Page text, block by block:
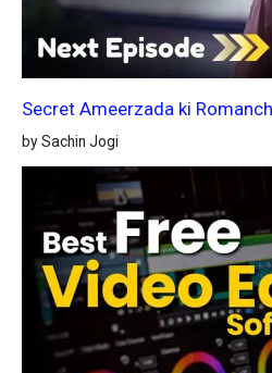
Secret Ameerzada ki
by Sachin Jogi